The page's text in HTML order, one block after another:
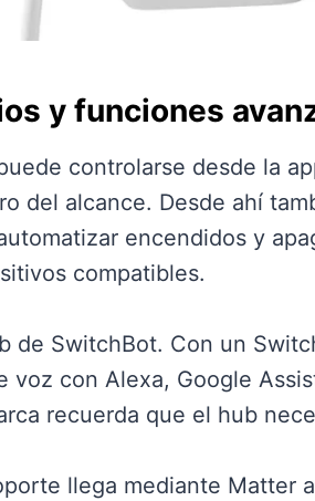
y funciones
controlarse desde la
del alcance. Desde ahí
encendidos y
compatibles.
de SwitchBot. Con un
voz con Alexa, Google
recuerda que el hub
llega mediante Matter